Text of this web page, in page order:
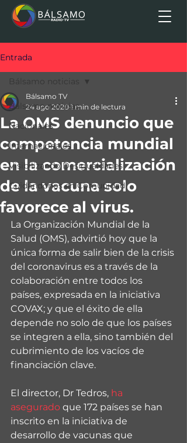
Entrada
Bálsamo noticias
Nacionales
Internacionales
Visibilizando Desigualdades
Cuidándonos en Comunidad
Bálsamo noticias
La OMS denuncio que
competencia mundial
en la comercialización
de la vacuna solo
favorece al virus.
Bálsamo TV
24 ago 2020 1 min de lectura
La Organización Mundial de la
Salud (OMS), advirtió hoy que la
única forma de salir bien de la crisis
del coronavirus es a través de la
colaboración entre todos los
países, expresada en la iniciativa
COVAX; y que el éxito de ella
depende no solo de que los países
se integren a ella, sino también del
cubrimiento de los vacíos de
financiación clave.
El director, Dr Tedros, ha
asegurado que 172 países se han
inscrito en la iniciativa de
desarrollo de vacunas que